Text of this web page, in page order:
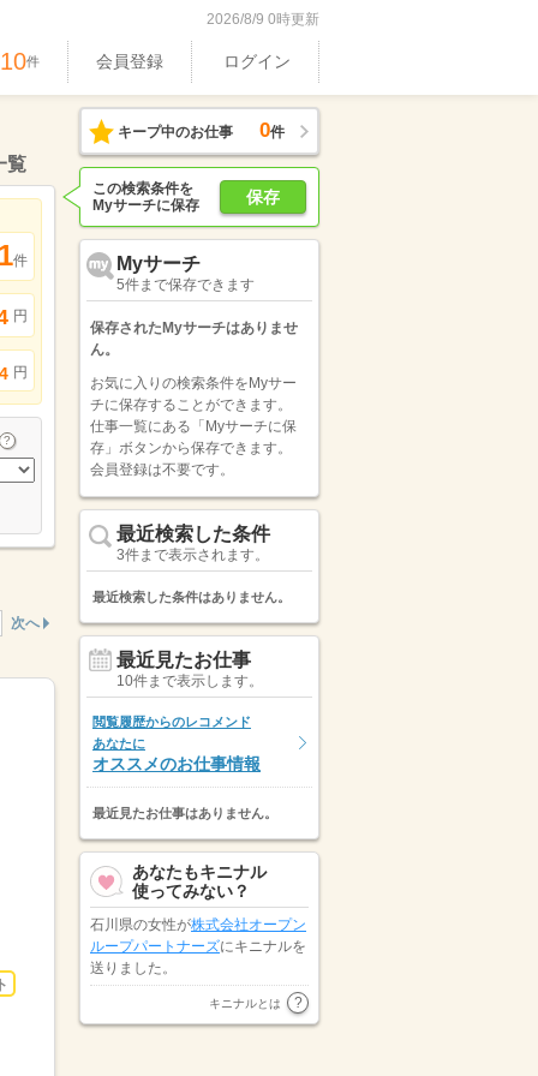
2026/8/9 0時更新
件 会員登録 ログイン
覧
件
円
円
次へ
キープ中のお仕事 0件
保存
この検索条件を
Myサーチに保存
Myサーチ
5件まで保存できます
保存されたMyサーチはありませ
ん。
お気に入りの検索条件をMyサー
チに保存することができます。
仕事一覧にある「Myサーチに保
存」ボタンから保存できます。
会員登録は不要です。
最近検索した条件
3件まで表示されます。
最近検索した条件はありません。
最近見たお仕事
10件まで表示します。
閲覧履歴からのレコメンド
あなたに
オススメのお仕事情報
最近見たお仕事はありません。
あなたもキニナル
使ってみない？
石川県の女性が株式会社オープン
ループパートナーズにキニナルを
送りました。
株式会社スタッフ
サービス ＩＴソリューション
キニナルとは